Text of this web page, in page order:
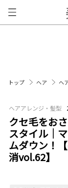
トップ ヘア ヘ
ヘアアレンジ・髪型
クセ毛をお
スタイル｜
ムダウン！
消vol.62】